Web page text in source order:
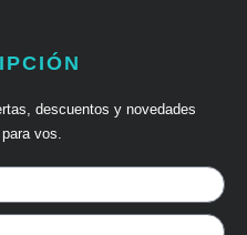
descuentos y novedades
vos.